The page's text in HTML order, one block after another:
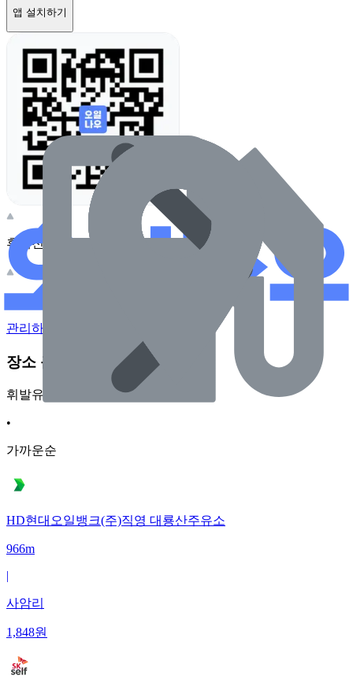
앱 설치하기
휴대전화 카메라로 찍어보세요
관리하기
장소 근처 주유소
휘발유
•
가까운순
HD현대오일뱅크(주)직영 대룡산주유소
966m
|
사암리
1,848원